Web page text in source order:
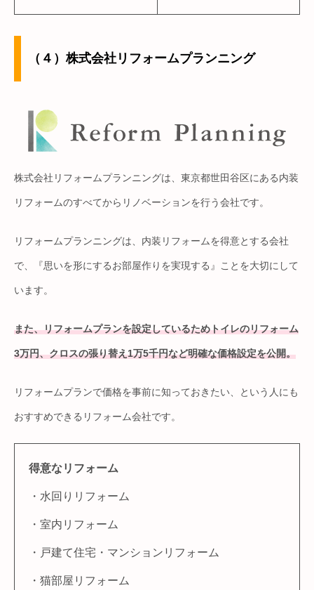
（４）株式会社リフォームプランニング
株式会社リフォームプランニングは、東京都世田谷区にある内装
リフォームのすべてからリノベーションを行う会社です。
リフォームプランニングは、内装リフォームを得意とする会社
で、『思いを形にするお部屋作りを実現する』ことを大切にして
います。
また、リフォームプランを設定しているためトイレのリフォーム
3万円、クロスの張り替え1万5千円など明確な価格設定を公開。
リフォームプランで価格を事前に知っておきたい、という人にも
おすすめできるリフォーム会社です。
得意なリフォーム
・水回りリフォーム
・室内リフォーム
・戸建て住宅・マンションリフォーム
・猫部屋リフォーム